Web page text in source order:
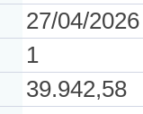
27/04/2026
1
39.942,58